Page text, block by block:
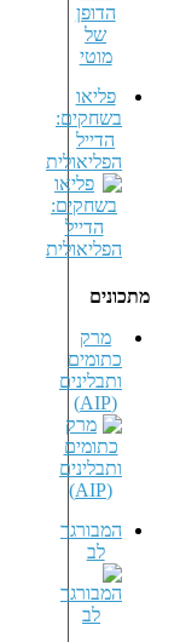
פליאו
בשחקים:
הדייל
הפליאולית
מתכונים
מרק
כתומים
ותבלינים
(AIP)
המבורגר
לב